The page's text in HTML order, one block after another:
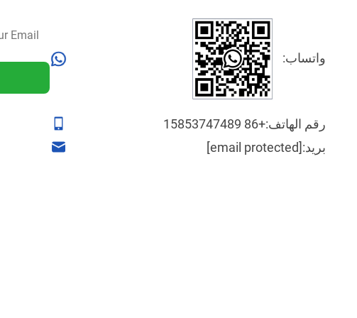
واتساب:
رقم الهاتف:+86 15853747489
بريد:[email protected]